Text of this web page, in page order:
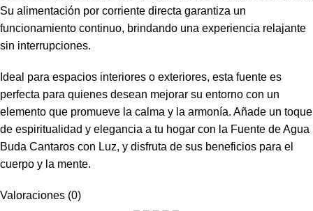
Su alimentación por corriente directa garantiza un
funcionamiento continuo, brindando una experiencia relajante
sin interrupciones.
Ideal para espacios interiores o exteriores, esta fuente es
perfecta para quienes desean mejorar su entorno con un
elemento que promueve la calma y la armonía. Añade un toque
de espiritualidad y elegancia a tu hogar con la Fuente de Agua
Buda Cantaros con Luz, y disfruta de sus beneficios para el
cuerpo y la mente.
Valoraciones (0)